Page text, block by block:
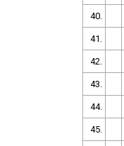
40.
41.
42.
43.
44.
45.